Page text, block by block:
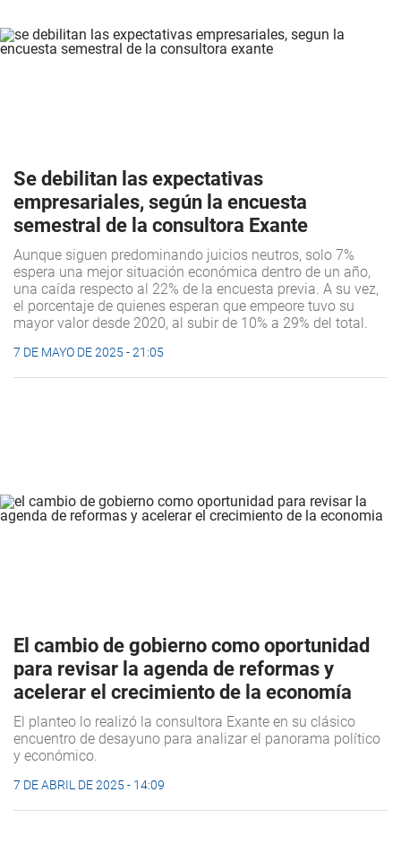
Se debilitan las expectativas
empresariales, según la encuesta
semestral de la consultora Exante
Aunque siguen predominando juicios neutros, solo 7%
espera una mejor situación económica dentro de un año,
una caída respecto al 22% de la encuesta previa. A su vez,
el porcentaje de quienes esperan que empeore tuvo su
mayor valor desde 2020, al subir de 10% a 29% del total.
7 DE MAYO DE 2025 - 21:05
El cambio de gobierno como oportunidad
para revisar la agenda de reformas y
acelerar el crecimiento de la economía
El planteo lo realizó la consultora Exante en su clásico
encuentro de desayuno para analizar el panorama político
y económico.
7 DE ABRIL DE 2025 - 14:09